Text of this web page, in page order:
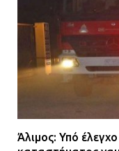
Άλιμος: Υπό